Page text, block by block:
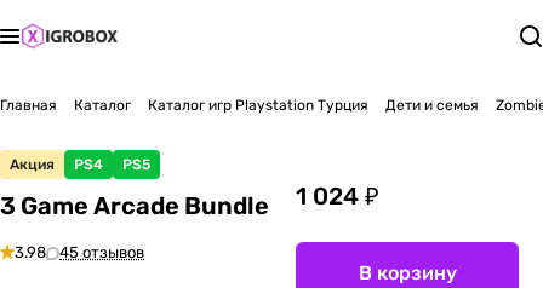
Главная Каталог Каталог игр Playstation Турция Дети и семья
Акция PS4 PS5
3 Game Arcade Bundle
3.98 45 отзывов
1 024 ₽
В корзину